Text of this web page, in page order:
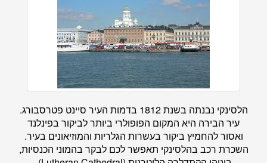
הלסינקי נבנתה בשנת 1812 בדמות העיר סיינט פטרסבורג.
עיר הבירה היא המקום הפופולרי ביותר לביקור בפינלנד
ואסור להחמיץ ביקור בעשרות הגלריות והמוזיאונים בעיר.
השכרת רכב בהלסינקי תאפשר לכם לבקר בהמוני הכנסיות,